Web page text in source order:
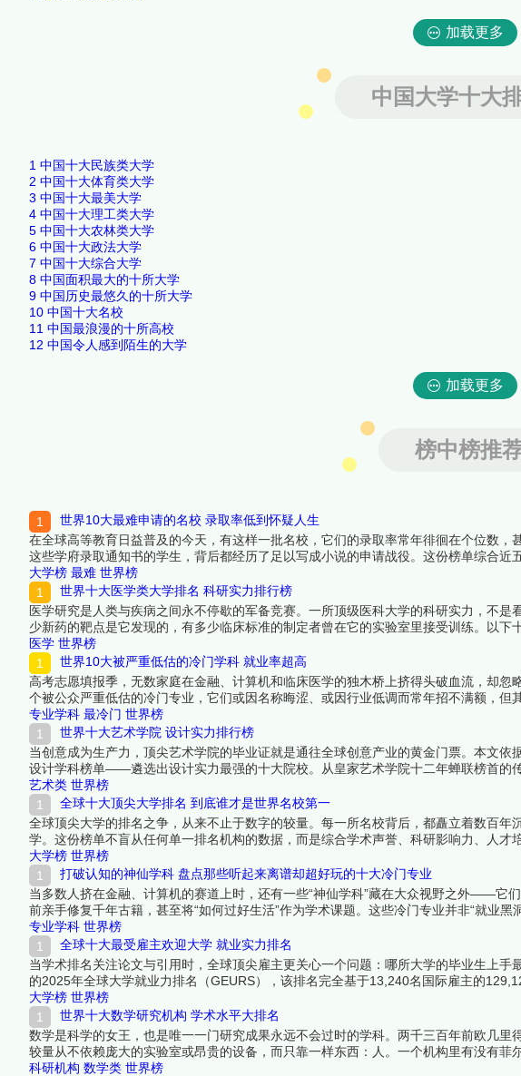
加载更多
中国大学十大
1 中国十大民族类大学
2 中国十大体育类大学
3 中国十大最美大学
4 中国十大理工类大学
5 中国十大农林类大学
6 中国十大政法大学
7 中国十大综合大学
8 中国面积最大的十所大学
9 中国历史最悠久的十所大学
10 中国十大名校
11 中国最浪漫的十所高校
12 中国令人感到陌生的大学
加载更多
榜中榜推
世界10大最难申请的名校 录取率低到怀疑人生
在全球高等教育日益普及的今天，有这样一批名校，它们的录取率常年徘徊在个位数
这些学府录取通知书的学生，背后都经历了足以写成小说的申请战役。这份榜单综合近
选出十所让全球最优秀的申请者都寝食难安的世界名校。进入这些学府，意味着在二十
看详细名单吧！
大学榜 最难 世界榜
世界十大医学类大学排名 科研实力排行榜
医学研究是人类与疾病之间永不停歇的军备竞赛。一所顶级医科大学的科研实力，不
少新药的靶点是它发现的，有多少临床标准的制定者曾在它的实验室里接受训练。以下
获批额度、临床医学顶刊论文发表量和高被引学者密度四个维度上长期占据全球前列，
来看看详细名单吧！
医学 世界榜
世界10大被严重低估的冷门学科 就业率超高
高考志愿填报季，无数家庭在金融、计算机和临床医学的独木桥上挤得头破血流，却忽
个被公众严重低估的冷门专业，它们或因名称晦涩、或因行业低调而常年招不满额，但
热门专业。在少有人走的路上，竞争更少、机会更多，这些学科的真正价值正等着被重
专业学科 最冷门 世界榜
世界十大艺术学院 设计实力排行榜
当创意成为生产力，顶尖艺术学院的毕业证就是通往全球创意产业的黄金门票。本文
设计学科榜单——遴选出设计实力最强的十大院校。从皇家艺术学院十二年蝉联榜首的
育从传统技艺向跨学科创新的转型浪潮。下面跟着榜中榜编辑一起来看看详细名单吧！
艺术类 世界榜
全球十大顶尖大学排名 到底谁才是世界名校第一
全球顶尖大学的排名之争，从来不止于数字的较量。每一所名校背后，都矗立着数百
学。这份榜单不盲从任何单一排名机构的数据，而是综合学术声誉、科研影响力、人才
字塔尖的学府。它们之间的位次或许有争议，但每一所的入选都无可辩驳——这里诞生
吧！
大学榜 世界榜
打破认知的神仙学科 盘点那些听起来离谱却超好玩的十大冷门专业
当多数人挤在金融、计算机的赛道上时，还有一些“神仙学科”藏在大众视野之外——它
前亲手修复千年古籍，甚至将“如何过好生活”作为学术课题。这些冷门专业并非“就业
文物修复，它们的存在提醒我们：大学的意义不只是找饭碗，更是找到热爱。下面跟着
专业学科 世界榜
全球十大最受雇主欢迎大学 就业实力排名
当学术排名关注论文与引用时，全球顶尖雇主更关心一个问题：哪所大学的毕业生上
的2025年全球大学就业力排名（GEURS），该排名完全基于13,240名国际雇主的
统治力到东京大学的亚洲突围，这份就业实力十强榜单，是毕业生求职竞争力的终极参
大学榜 世界榜
世界十大数学研究机构 学术水平大排名
数学是科学的女王，也是唯一一门研究成果永远不会过时的学科。两千三百年前欧几
较量从不依赖庞大的实验室或昂贵的设备，而只靠一样东西：人。一个机构里有没有菲
——这些硬指标比任何综合排名都更能说明问题。以下十所机构在过去半个世纪中持续
科研机构 数学类 世界榜